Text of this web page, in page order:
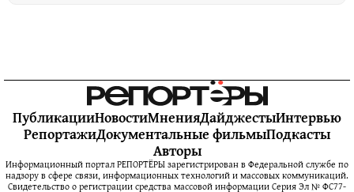
ПубликацииНовостиМненияДайджестыИнтервью
РепортажиДокументальные фильмыПодкасты
Авторы
Информационный портал РЕПОРТЁРЫ зарегистрирован в Федеральной службе по
надзору в сфере связи, информационных технологий и массовых коммуникаций.
Свидетельство о регистрации средства массовой информации Серия Эл № ФС77-